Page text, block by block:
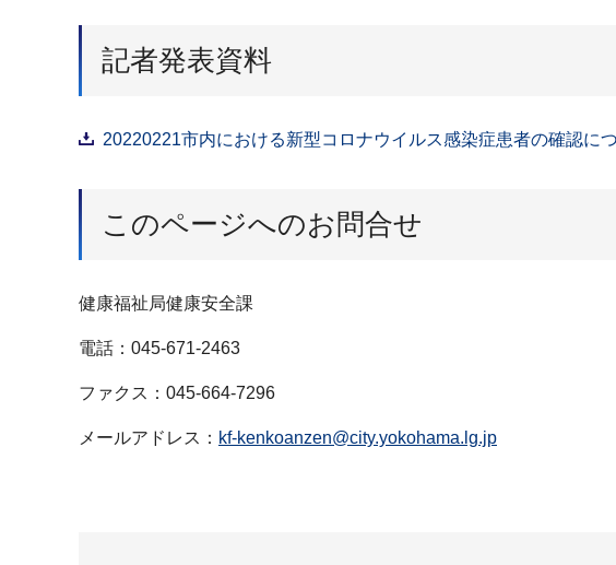
記者発表資料
20220221市内における新型コロナウイルス感染症患者の確認に
このページへのお問合せ
健康福祉局健康安全課
電話：045-671-2463
ファクス：045-664-7296
メールアドレス： kf-kenkoanzen@city.yokohama.lg.jp